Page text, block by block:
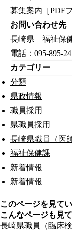
募集案内［PDF
お問い合わせ先
長崎県 福祉保
電話：095-895-
カテゴリー
分類
県政情報
職員採用
県職員採用
長崎県職員（医
福祉保健課
新着情報
新着情報
このページを見て
こんなページも見
長崎県職員（臨床